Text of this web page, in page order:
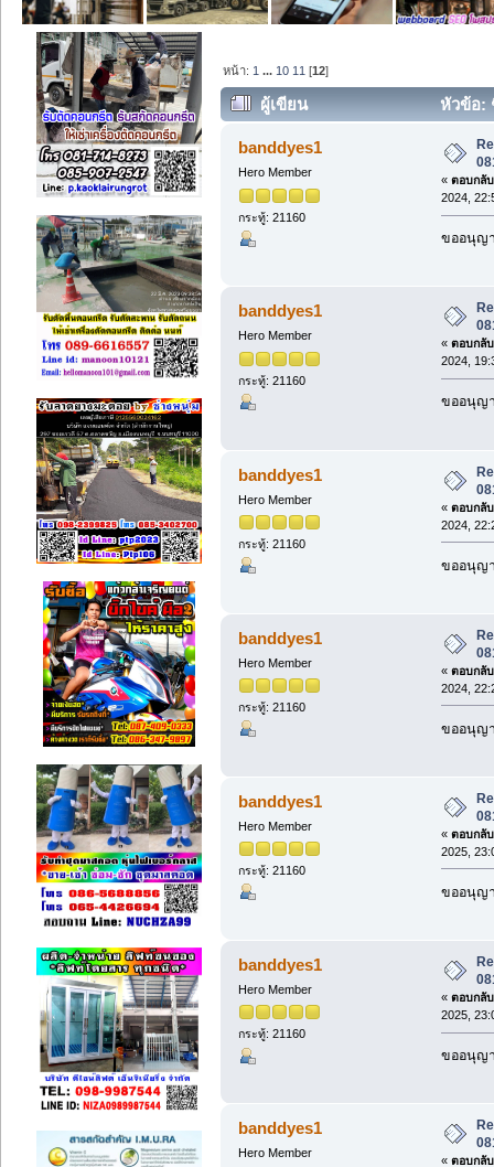
หน้า: 1 ... 10 11 [12]
ผู้เขียน
หัวข้อ:
(อ่าน 31246 ครั้ง)
banddyes1
Hero Member
กระทู้: 21160
« ตอบกลั
2024,
ขออนุญ
banddyes1
Hero Member
กระทู้: 21160
« ตอบกลั
2024,
ขออนุญ
banddyes1
Hero Member
กระทู้: 21160
« ตอบกลั
2024,
ขออนุญ
banddyes1
Hero Member
กระทู้: 21160
« ตอบกลั
2024,
ขออนุญ
banddyes1
Hero Member
กระทู้: 21160
« ตอบกลั
2025,
ขออนุญ
banddyes1
Hero Member
กระทู้: 21160
« ตอบกลั
2025,
ขออนุญ
banddyes1
Hero Member
« ตอบกลั